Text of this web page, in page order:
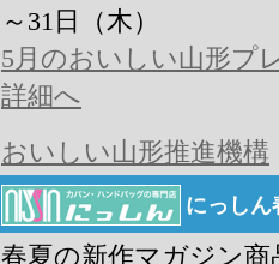
～31日（木）
5月のおいしい山形プ
詳細へ
おいしい山形推進機構
にっし
春夏の新作マガジン